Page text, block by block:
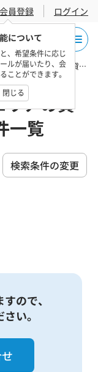
員登録
について
、希望条件に応じ
ルが届いたり、会
ことができます。
閉じる
ログイン
山本郡の貸し倉庫・賃貸倉庫 物件一覧
リアの貸
一覧
検索条件の変更
ので、
い。